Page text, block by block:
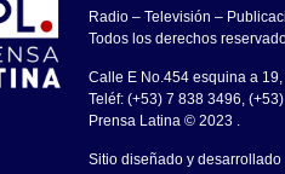
Radio – Televisión –
Todos los derechos
Calle E No.454 esquina a
Teléf: (+53) 7 838 3496,
Prensa Latina © 2023 .
Sitio diseñado y